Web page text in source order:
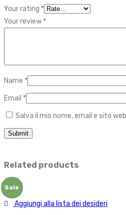
Your rating *
Your review *
Name *
Email *
Salva il mio nome, email e sito
Related products
Sale
Aggiungi alla lista dei desideri